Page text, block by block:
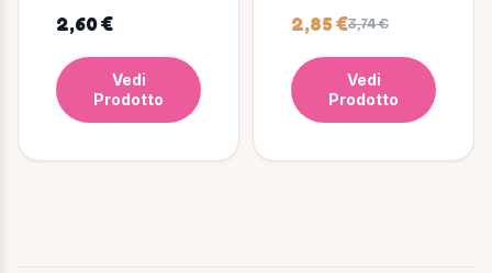
2,60 €
Vedi
Prodotto
piccola
2,85 €3,74 €
Vedi
Prodotto